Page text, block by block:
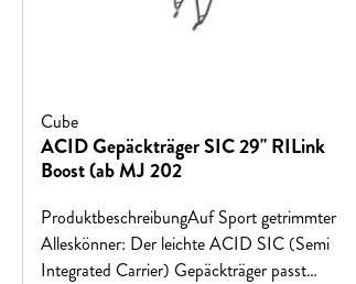
Cube
ACID Gepäckträger SIC 29" RILink
Boost (ab MJ 202
ProduktbeschreibungAuf Sport getrimmter
Alleskönner: Der leichte ACID SIC (Semi
Integrated Carrier) Gepäckträger passt